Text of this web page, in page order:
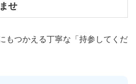
せ
もつかえる丁寧な「持参してくだ